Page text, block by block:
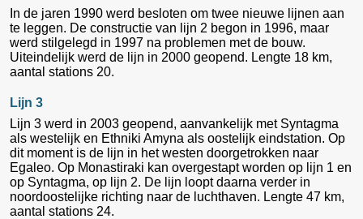
In de jaren 1990 werd besloten om twee nieuwe lijnen aan
te leggen. De constructie van lijn 2 begon in 1996, maar
werd stilgelegd in 1997 na problemen met de bouw.
Uiteindelijk werd de lijn in 2000 geopend. Lengte 18 km,
aantal stations 20.
Lijn 3
Lijn 3 werd in 2003 geopend, aanvankelijk met Syntagma
als westelijk en Ethniki Amyna als oostelijk eindstation. Op
dit moment is de lijn in het westen doorgetrokken naar
Egaleo. Op Monastiraki kan overgestapt worden op lijn 1 en
op Syntagma, op lijn 2. De lijn loopt daarna verder in
noordoostelijke richting naar de luchthaven. Lengte 47 km,
aantal stations 24.